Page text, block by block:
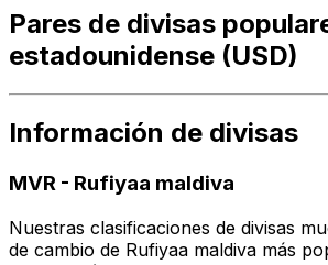
Pares de divisas
estadounidense (USD)
Información de divisas
MVR - Rufiyaa maldiva
Nuestras clasificaciones de divisas
de cambio de Rufiyaa maldiva más